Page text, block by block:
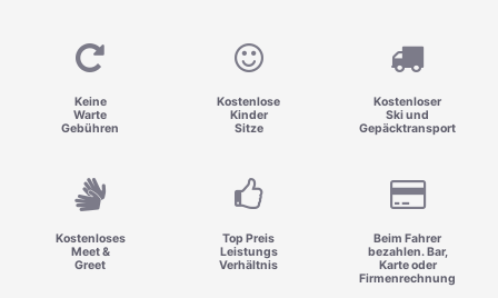
Keine
Warte
Gebühren
Kostenlose
Kinder
Sitze
Kostenloser
Ski und
Gepäcktransport
Kostenloses
Meet &
Greet
Top Preis
Leistungs
Verhältnis
Beim Fahrer
bezahlen. Bar,
Karte oder
Firmenrechnung